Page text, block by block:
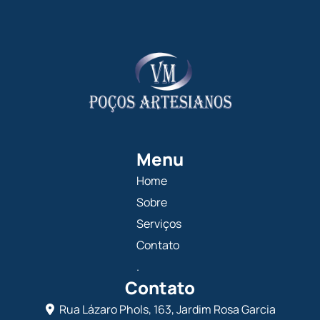
Menu
Home
Sobre
Serviços
Contato
.
Contato
Rua Lázaro Phols, 163, Jardim Rosa Garcia